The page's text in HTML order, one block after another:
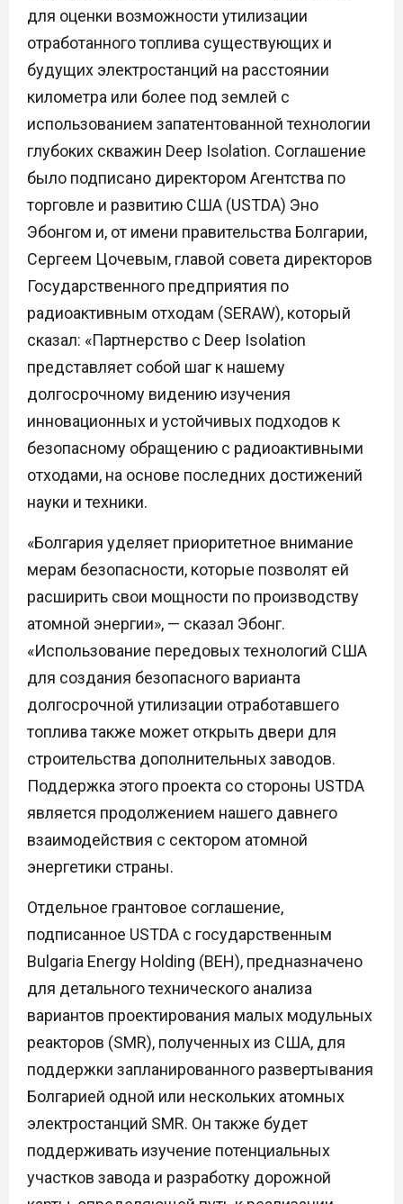
для оценки возможности утилизации
отработанного топлива существующих и
будущих электростанций на расстоянии
километра или более под землей с
использованием запатентованной технологии
глубоких скважин Deep Isolation. Соглашение
было подписано директором Агентства по
торговле и развитию США (USTDA) Эно
Эбонгом и, от имени правительства Болгарии,
Сергеем Цочевым, главой совета директоров
Государственного предприятия по
радиоактивным отходам (SERAW), который
сказал: «Партнерство с Deep Isolation
представляет собой шаг к нашему
долгосрочному видению изучения
инновационных и устойчивых подходов к
безопасному обращению с радиоактивными
отходами, на основе последних достижений
науки и техники.
«Болгария уделяет приоритетное внимание
мерам безопасности, которые позволят ей
расширить свои мощности по производству
атомной энергии», — сказал Эбонг.
«Использование передовых технологий США
для создания безопасного варианта
долгосрочной утилизации отработавшего
топлива также может открыть двери для
строительства дополнительных заводов.
Поддержка этого проекта со стороны USTDA
является продолжением нашего давнего
взаимодействия с сектором атомной
энергетики страны.
Отдельное грантовое соглашение,
подписанное USTDA с государственным
Bulgaria Energy Holding (BEH), предназначено
для детального технического анализа
вариантов проектирования малых модульных
реакторов (SMR), полученных из США, для
поддержки запланированного развертывания
Болгарией одной или нескольких атомных
электростанций SMR. Он также будет
поддерживать изучение потенциальных
участков завода и разработку дорожной